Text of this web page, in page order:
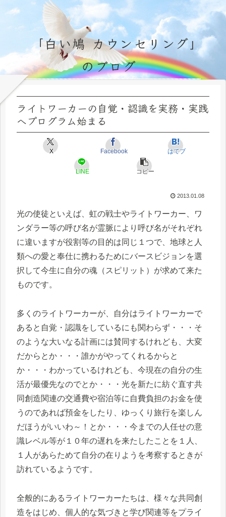
「白い鳩 カウンセリング」
のブログ
ライトワーカーの自覚・認識を実務・実践
へプログラム始まる
X Facebook はてブ
LINE コピー
2013.01.08
光の使徒といえば、虹の戦士やライトワーカー、ワ
ンダラー等の呼び名が霊脈により呼び名がそれぞれ
に違いますが役割等の目的は同じ１つで、地球と人
類への愛と奉仕に携わるためにバースビジョンを選
択して今生に自分の魂（スピリット）が求めて来た
ものです。
多くのライトワーカーが、自分はライトワーカーで
あると自覚・認識をしているにも関わらず・・・そ
のような大いなる計画には賛同するけれども、大変
だからとか・・・誰かがやってくれるからと
か・・・わかっているけれども、今現在の自分の生
活が最優先なのでとか・・・光を新たに紡ぐ直す共
同創造関連の交通費や宿泊等に自費負担のお金を使
うのであれば預金をしたり、ゆっくり旅行を楽しん
だほうがいいわ～！とか・・・今までの人任せの意
識レベル等が１０年の遅れを来たしたことを１人、
１人があらためて自分の在りようを考察するときが
訪れているようです。
全般的にあるライトワーカーたちは、様々な共同創
造をはじめ、個人的な気づきと学び関連等をプライ